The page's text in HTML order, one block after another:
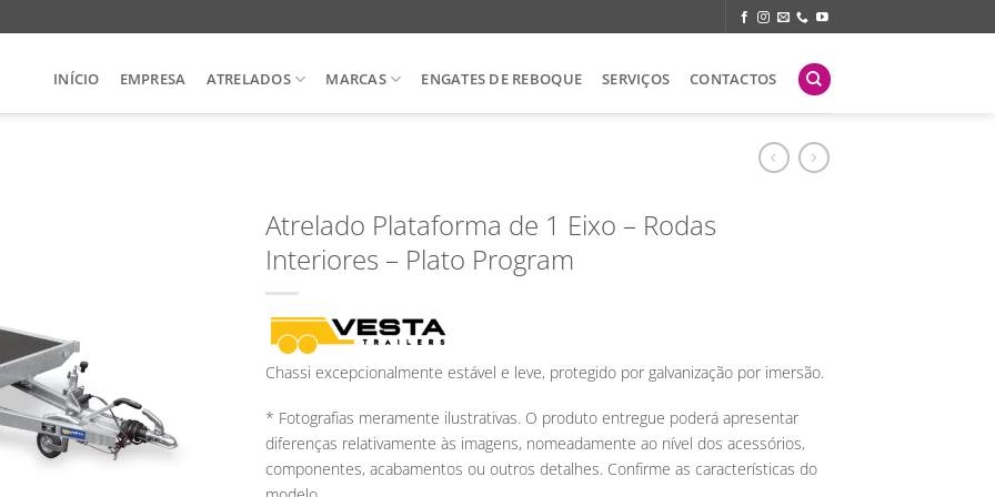
INÍCIO EMPRESA ATRELADOS MARCAS ENGATES DE REBOQUE SERVIÇOS CONTACTOS
Atrelado Plataforma de 1 Eixo – Rodas
Interiores – Plato Program
Chassi excepcionalmente estável e leve, protegido por galvanização por imersão.
* Fotografias meramente ilustrativas. O produto entregue poderá apresentar
diferenças relativamente às imagens, nomeadamente ao nível dos acessórios,
componentes, acabamentos ou outros detalhes. Confirme as características do